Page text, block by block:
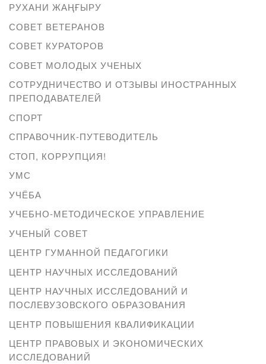
РУХАНИ ЖАҢҒЫРУ
СОВЕТ ВЕТЕРАНОВ
СОВЕТ КУРАТОРОВ
СОВЕТ МОЛОДЫХ УЧЕНЫХ
СОТРУДНИЧЕСТВО И ОТЗЫВЫ ИНОСТРАННЫХ
ПРЕПОДАВАТЕЛЕЙ
СПОРТ
СПРАВОЧНИК-ПУТЕВОДИТЕЛЬ
СТОП, КОРРУПЦИЯ!
УМС
УЧЁБА
УЧЕБНО-МЕТОДИЧЕСКОЕ УПРАВЛЕНИЕ
УЧЕНЫЙ СОВЕТ
ЦЕНТР ГУМАННОЙ ПЕДАГОГИКИ
ЦЕНТР НАУЧНЫХ ИССЛЕДОВАНИЙ
ЦЕНТР НАУЧНЫХ ИССЛЕДОВАНИЙ И
ПОСЛЕВУЗОВСКОГО ОБРАЗОВАНИЯ
ЦЕНТР ПОВЫШЕНИЯ КВАЛИФИКАЦИИ
ЦЕНТР ПРАВОВЫХ И ЭКОНОМИЧЕСКИХ
ИССЛЕДОВАНИЙ